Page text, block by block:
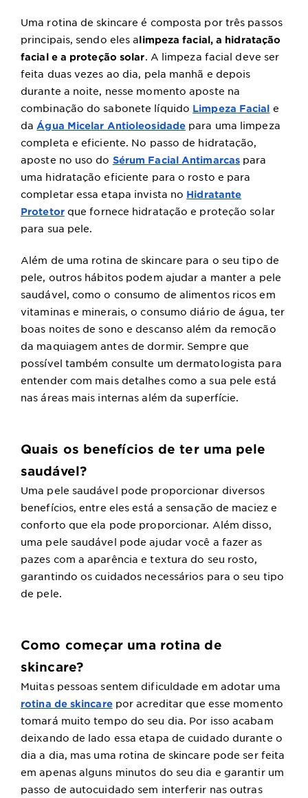
Uma rotina de skincare é composta por três passos
principais, sendo eles alimpeza facial, a hidratação
facial e a proteção solar. A limpeza facial deve ser
feita duas vezes ao dia, pela manhã e depois
durante a noite, nesse momento aposte na
combinação do sabonete líquido Limpeza Facial e
da Água Micelar Antioleosidade para uma limpeza
completa e eficiente. No passo de hidratação,
aposte no uso do Sérum Facial Antimarcas para
uma hidratação eficiente para o rosto e para
completar essa etapa invista no Hidratante
Protetorque fornece hidratação e proteção solar
para sua pele.
Além de uma rotina de skincare para o seu tipo de
pele, outros hábitos podem ajudar a manter a pele
saudável, como o consumo de alimentos ricos em
vitaminas e minerais, o consumo diário de água, ter
boas noites de sono e descanso além da remoção
da maquiagem antes de dormir. Sempre que
possível também consulte um dermatologista para
entender com mais detalhes como a sua pele está
nas áreas mais internas além da superfície.
Quais os benefícios de ter uma pele
saudável?
Uma pele saudável pode proporcionar diversos
benefícios, entre eles está a sensação de maciez e
conforto que ela pode proporcionar. Além disso,
uma pele saudável pode ajudar você a fazer as
pazes com a aparência e textura do seu rosto,
garantindo os cuidados necessários para o seu tipo
de pele.
Como começar uma rotina de
skincare?
Muitas pessoas sentem dificuldade em adotar uma
rotina de skincarepor acreditar que esse momento
tomará muito tempo do seu dia. Por isso acabam
deixando de lado essa etapa de cuidado durante o
dia a dia, mas uma rotina de skincare pode ser feita
em apenas alguns minutos do seu dia e garantir um
passo de autocuidado sem interferir nas outras